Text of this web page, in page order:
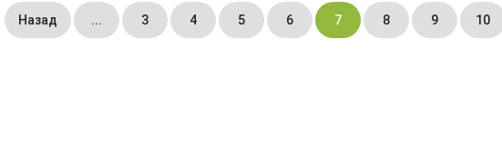
Назад ... 3 4 5 6 7 8 9 10